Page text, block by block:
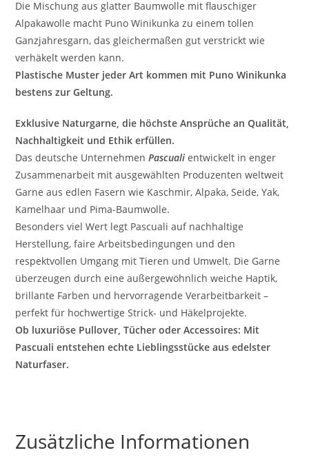
Die Mischung aus glatter Baumwolle mit flauschiger
Alpakawolle macht Puno Winikunka zu einem tollen
Ganzjahresgarn, das gleichermaßen gut verstrickt wie
verhäkelt werden kann.
Plastische Muster jeder Art kommen mit Puno Winikunka
bestens zur Geltung.
Exklusive Naturgarne, die höchste Ansprüche an Qualität,
Nachhaltigkeit und Ethik erfüllen.
Das deutsche UnternehmenPascuali entwickelt in enger
Zusammenarbeit mit ausgewählten Produzenten weltweit
Garne aus edlen Fasern wie Kaschmir, Alpaka, Seide, Yak,
Kamelhaar und Pima-Baumwolle.
Besonders viel Wert legt Pascuali auf nachhaltige
Herstellung, faire Arbeitsbedingungen und den
respektvollen Umgang mit Tieren und Umwelt. Die Garne
überzeugen durch eine außergewöhnlich weiche Haptik,
brillante Farben und hervorragende Verarbeitbarkeit –
perfekt für hochwertige Strick- und Häkelprojekte.
Ob luxuriöse Pullover, Tücher oder Accessoires: Mit
Pascuali entstehen echte Lieblingsstücke aus edelster
Naturfaser.
Zusätzliche Informationen